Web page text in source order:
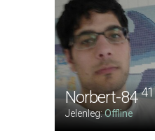
Norbert-8441
Jelenleg:Offline